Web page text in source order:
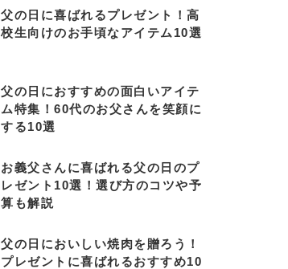
父の日に喜ばれるプレゼント！高
校生向けのお手頃なアイテム10選
父の日におすすめの面白いアイテ
ム特集！60代のお父さんを笑顔に
する10選
お義父さんに喜ばれる父の日のプ
レゼント10選！選び方のコツや予
算も解説
父の日においしい焼肉を贈ろう！
プレゼントに喜ばれるおすすめ10